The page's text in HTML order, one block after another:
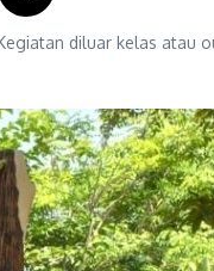
diluar kelas